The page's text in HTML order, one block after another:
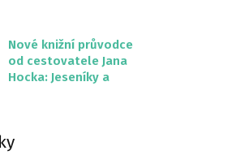
Nové knižní průvodce
od cestovatele Jana
Hocka: Jeseníky a